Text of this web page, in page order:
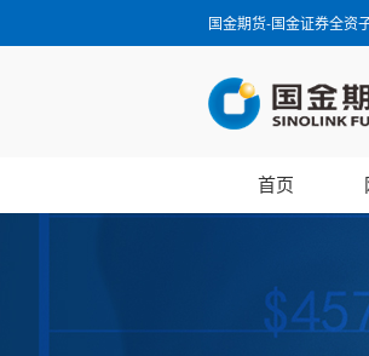
国金期货-国金证券全资
首页